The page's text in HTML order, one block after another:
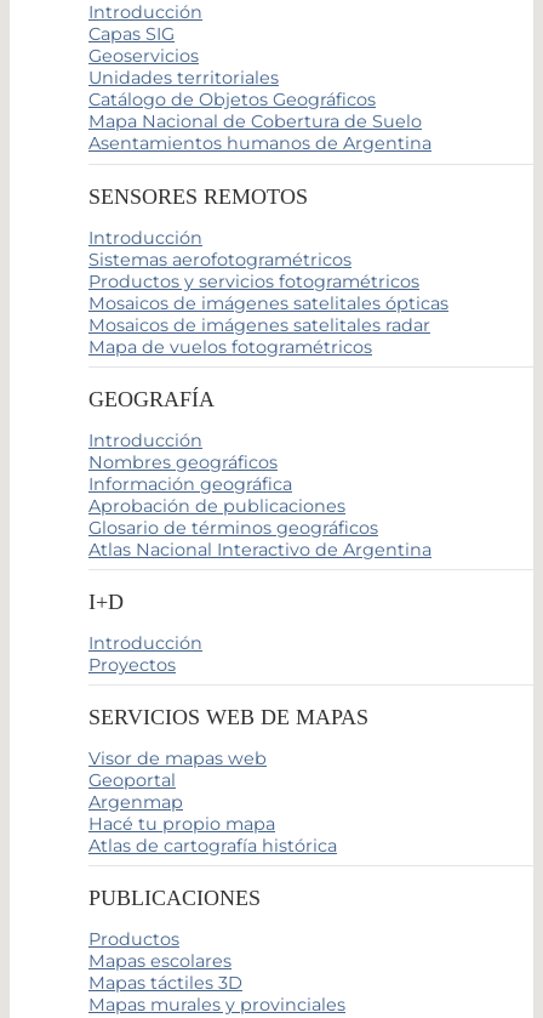
Introducción
Capas SIG
Geoservicios
Unidades territoriales
Catálogo de Objetos Geográficos
Mapa Nacional de Cobertura de Suelo
Asentamientos humanos de Argentina
SENSORES REMOTOS
Introducción
Sistemas aerofotogramétricos
Productos y servicios fotogramétricos
Mosaicos de imágenes satelitales ópticas
Mosaicos de imágenes satelitales radar
Mapa de vuelos fotogramétricos
GEOGRAFÍA
Introducción
Nombres geográficos
Información geográfica
Aprobación de publicaciones
Glosario de términos geográficos
Atlas Nacional Interactivo de Argentina
I+D
Introducción
Proyectos
SERVICIOS WEB DE MAPAS
Visor de mapas web
Geoportal
Argenmap
Hacé tu propio mapa
Atlas de cartografía histórica
PUBLICACIONES
Productos
Mapas escolares
Mapas táctiles 3D
Mapas murales y provinciales